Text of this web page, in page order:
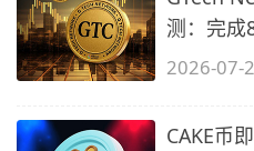
测：完成
吗？
2026-07-
CAKE币